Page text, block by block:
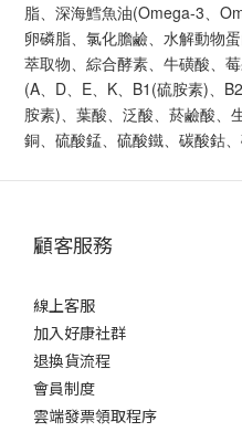
脂、深海鱈魚油(Omega-3、
卵磷脂、氯化膽鹼、水解動物
萃取物、綜合酵素、牛磺酸、
(A、D、E、K、B1(硫胺素)、
胺素)、葉酸、泛酸、菸鹼酸、
銅、硫酸錳、硫酸鐵、碳酸鈷、
顧客服務
線上客服
加入好康社群
退換貨流程
會員制度
雲端發票領取程序